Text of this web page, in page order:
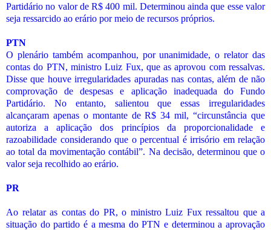
Partidário no valor de R$ 400 mil. Determinou ainda que esse valor
seja ressarcido ao erário por meio de recursos próprios.
PTN
O plenário também acompanhou, por unanimidade, o relator das
contas do PTN, ministro Luiz Fux, que as aprovou com ressalvas.
Disse que houve irregularidades apuradas nas contas, além de não
comprovação de despesas e aplicação inadequada do Fundo
Partidário. No entanto, salientou que essas irregularidades
alcançaram apenas o montante de R$ 34 mil, “circunstância que
autoriza a aplicação dos princípios da proporcionalidade e
razoabilidade considerando que o percentual é irrisório em relação
ao total da movimentação contábil”. Na decisão, determinou que o
valor seja recolhido ao erário.
PR
Ao relatar as contas do PR, o ministro Luiz Fux ressaltou que a
situação do partido é a mesma do PTN e determinou a aprovação